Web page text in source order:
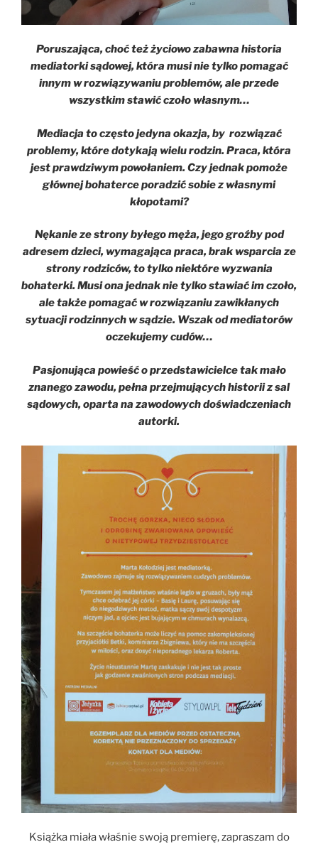
Poruszająca, choć też życiowo zabawna historia
mediatorki sądowej, która musi nie tylko pomagać
innym w rozwiązywaniu problemów, ale przede
wszystkim stawić czoło własnym…
Mediacja to często jedyna okazja, by rozwiązać
problemy, które dotykają wielu rodzin. Praca, która
jest prawdziwym powołaniem. Czy jednak pomoże
głównej bohaterce poradzić sobie z własnymi
kłopotami?
Nękanie ze strony byłego męża, jego groźby pod
adresem dzieci, wymagająca praca, brak wsparcia ze
strony rodziców, to tylko niektóre wyzwania
bohaterki. Musi ona jednak nie tylko stawiać im czoło,
ale także pomagać w rozwiązaniu zawikłanych
sytuacji rodzinnych w sądzie. Wszak od mediatorów
oczekujemy cudów…
Pasjonująca powieść o przedstawicielce tak mało
znanego zawodu, pełna przejmujących historii z sal
sądowych, oparta na zawodowych doświadczeniach
autorki.
Książka miała właśnie swoją premierę, zapraszam do